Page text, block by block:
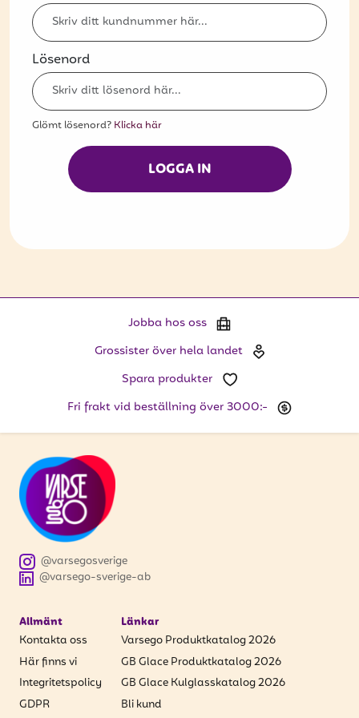
Hitta din grossist
Hållbarhet
Jobba hos oss
Kontakta oss
Om oss
Event
Vill du få erbjudanden och vara den första
att få uppdateringar kring kampanjer?
Ange din e-postadress nedan för att ta del av våra
nyheter och erbjudanden.
PRENUMERERA
Lösenord
Glömt lösenord? Klicka här
LOGGA IN
Jobba hos oss
Grossister över hela landet
Spara produkter
Fri frakt vid beställning över 3000:-
@varsego-sverige-ab
@varsegosverige
Allmänt
Kontakta oss
Här finns vi
Integritetspolicy
GDPR
Länkar
Varsego Produktkatalog 2026
GB Glace Produktkatalog 2026
GB Glace Kulglasskatalog 2026
Bli kund